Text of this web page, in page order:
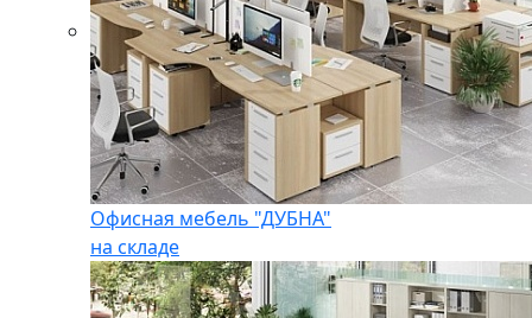
Офисная мебель "ДУБНА"
на складе